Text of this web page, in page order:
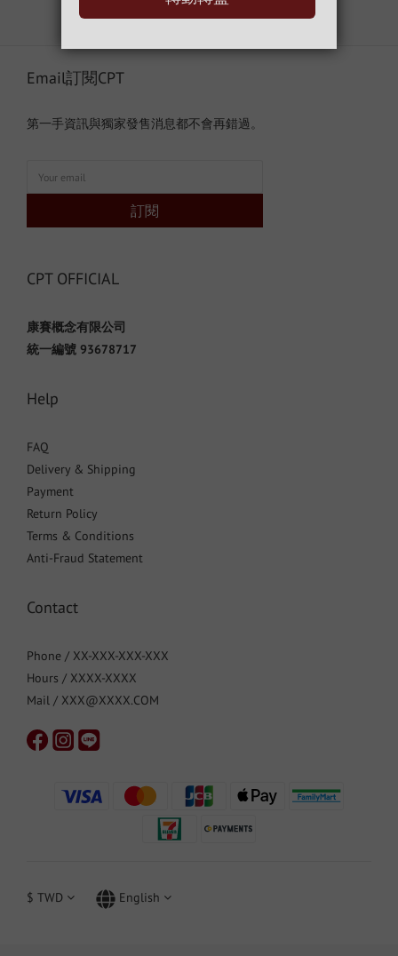
Email訂閱CPT
第一手資訊與獨家發售消息都不會再錯過。
訂閱
CPT OFFICIAL
康賽概念有限公司
統一編號 93678717
Help
FAQ
Delivery & Shipping
Payment
Return Policy
Terms & Conditions
Anti-Fraud Statement
Contact
Phone / XX-XXX-XXX-XXX
Hours / XXXX-XXXX
Mail / XXX@XXXX.COM
$ TWD English